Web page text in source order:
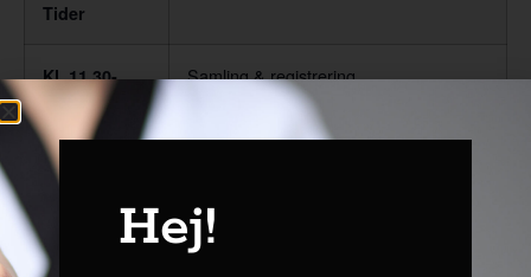
Tider
Kl. 11.30-
12.00
Samling & registrering
kl. 12.00
Avslutning
Hej!